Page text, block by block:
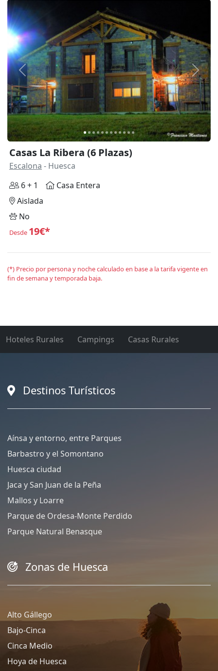
Anterior
Casas La Ribera (6 Plazas)
Escalona - Huesca
6 + 1
Casa Entera
Aislada
No
Desde 19€*
(*) Precio por persona y noche calculado en base a la tarifa vigente en
fin de semana y temporada baja.
Hoteles Rurales Campings Casas Rurales
Destinos Turísticos
Aínsa y entorno, entre Parques
Barbastro y el Somontano
Huesca ciudad
Jaca y San Juan de la Peña
Mallos y Loarre
Parque de Ordesa-Monte Perdido
Parque Natural Benasque
Zonas de Huesca
Alto Gállego
Bajo-Cinca
Cinca Medio
Hoya de Huesca